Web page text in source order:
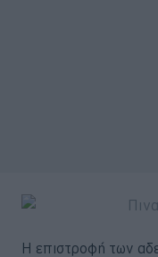
Η επιστροφή των